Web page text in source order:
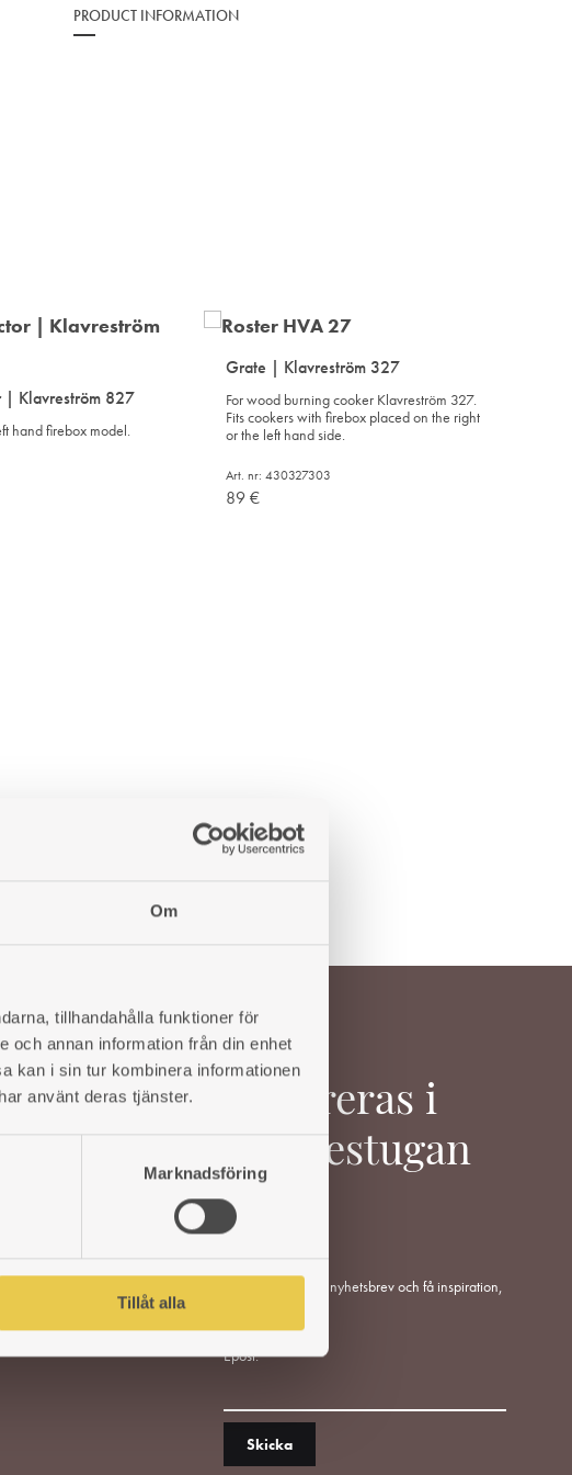
Om
tillhandahålla funktioner för
och annan information från din enhet
kan i sin tur kombinera informationen
använt deras tjänster.
Marknadsföring
Tillåt alla
PRODUCT INFORMATION
| Klavreström 827
hand firebox model.
Grate | Klavreström 327
For wood burning cooker Klavreström 327.
Fits cookers with firebox placed on the right
or the left hand side.
Art. nr: 430327303
89€
Inspireras i
Värmestugan
Anmäl dig till vårt nyhetsbrev och få inspiration,
Epost: